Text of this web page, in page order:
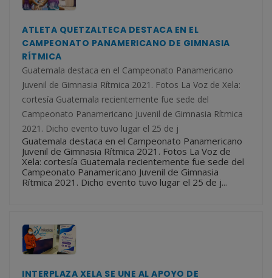
ATLETA QUETZALTECA DESTACA EN EL
CAMPEONATO PANAMERICANO DE GIMNASIA
RÍTMICA
Guatemala destaca en el Campeonato Panamericano
Juvenil de Gimnasia Rítmica 2021. Fotos La Voz de Xela:
cortesía Guatemala recientemente fue sede del
Campeonato Panamericano Juvenil de Gimnasia Rítmica
2021. Dicho evento tuvo lugar el 25 de j
Guatemala destaca en el Campeonato Panamericano
Juvenil de Gimnasia Rítmica 2021. Fotos La Voz de
Xela: cortesía Guatemala recientemente fue sede del
Campeonato Panamericano Juvenil de Gimnasia
Rítmica 2021. Dicho evento tuvo lugar el 25 de j...
INTERPLAZA XELA SE UNE AL APOYO DE